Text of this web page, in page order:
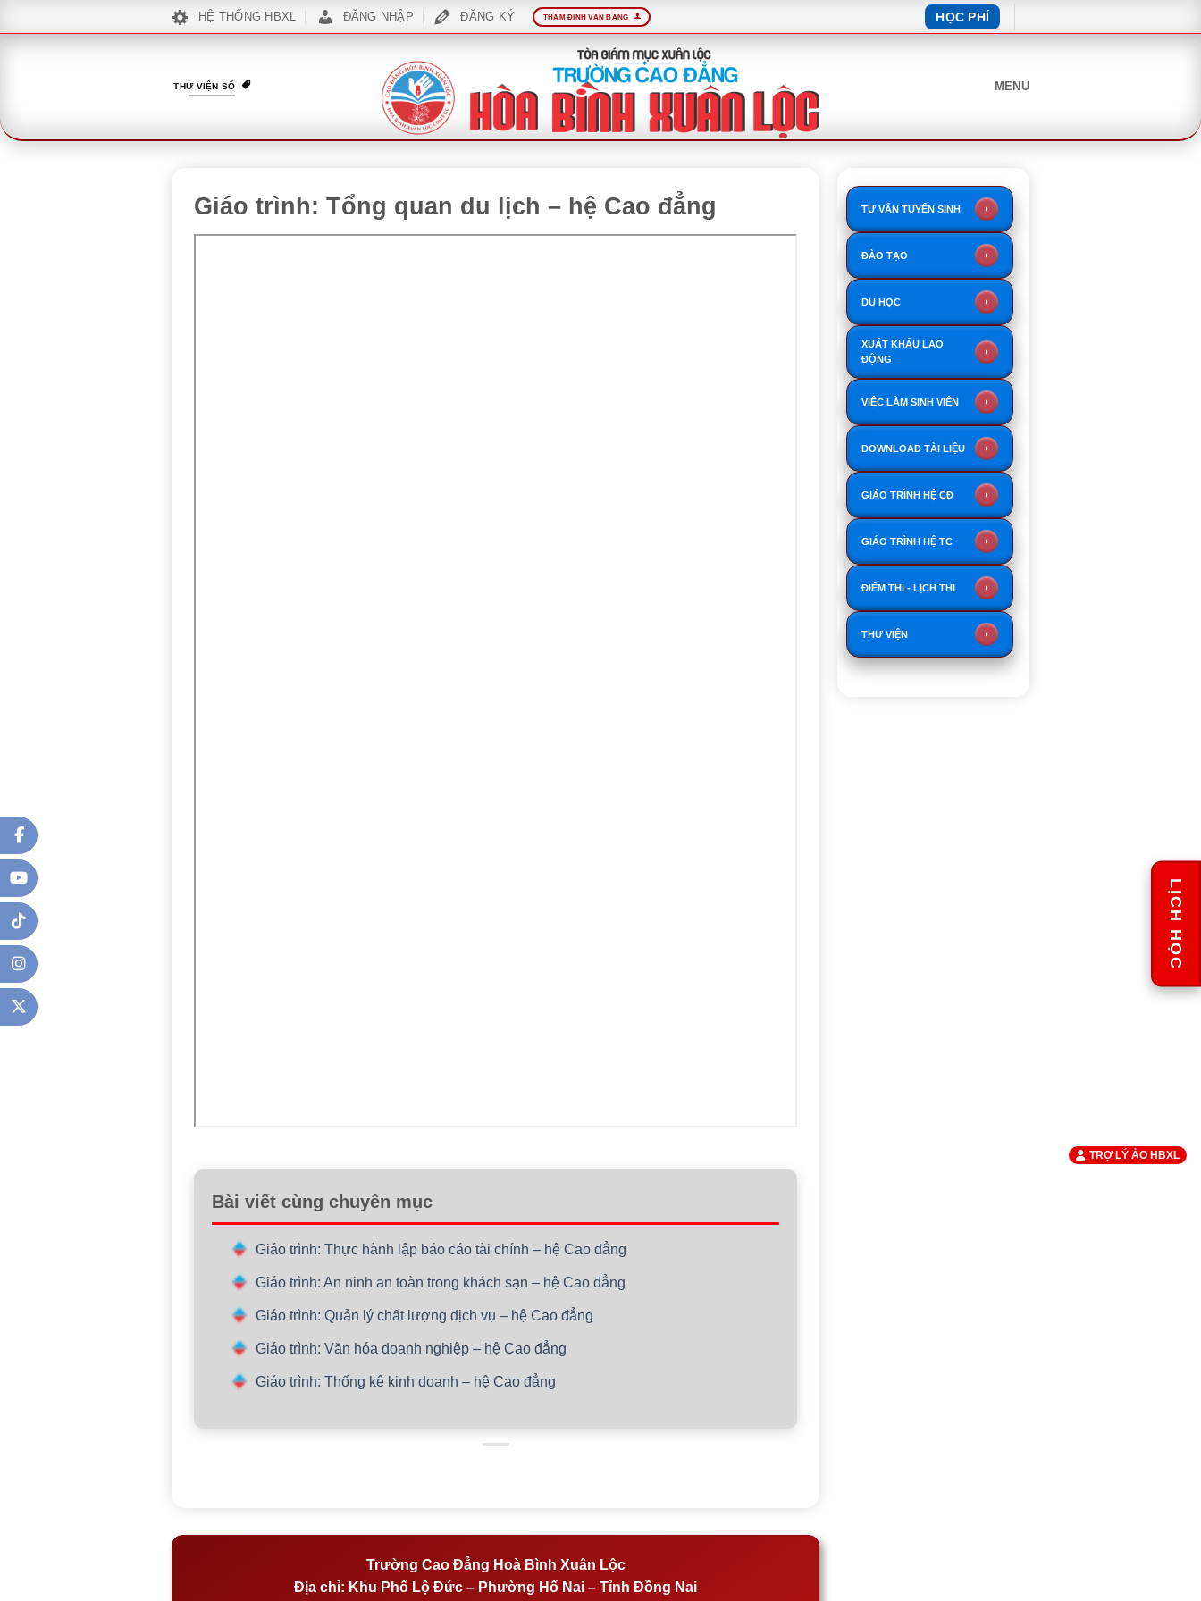
qua
HỆ THỐNG HBXL ĐĂNG NHẬP ĐĂNG KÝ THẨM ĐỊNH VĂN BẰNG HỌC PHÍ
THƯ VIỆN SỐ MENU
Giáo trình: Tổng quan du lịch – hệ Cao đẳng
Bài viết cùng chuyên mục
Giáo trình: Thực hành lập báo cáo tài chính – hệ Cao đẳng
Giáo trình: An ninh an toàn trong khách sạn – hệ Cao đẳng
Giáo trình: Quản lý chất lượng dịch vụ – hệ Cao đẳng
Giáo trình: Văn hóa doanh nghiệp – hệ Cao đẳng
Giáo trình: Thống kê kinh doanh – hệ Cao đẳng
Trường Cao Đẳng Hoà Bình Xuân Lộc
Địa chỉ: Khu Phố Lộ Đức – Phường Hố Nai – Tỉnh Đồng Nai
TƯ VẤN TUYỂN SINH
ĐÀO TẠO
DU HỌC
XUẤT KHẨU LAO
ĐỘNG
VIỆC LÀM SINH VIÊN
DOWNLOAD TÀI LIỆU
GIÁO TRÌNH HỆ CĐ
GIÁO TRÌNH HỆ TC
ĐIỂM THI - LỊCH THI
THƯ VIỆN
LỊCH HỌC
TRỢ LÝ ẢO HBXL